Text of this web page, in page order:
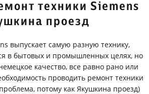
техники Siemens
проезд
выпускает самую разную технику,
в бытовых и промышленных целях, но
качество, все равно рано или
проводить ремонт техники
потому как Якушкина проезд)